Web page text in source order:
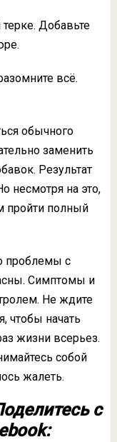
Добавьте
всё.
обычного
заменить
Результат
несмотря на это,
пройти полный
проблемы с
Симптомы и
Не ждите
чтобы начать
жизни всерьез.
собой
жалеть.
с